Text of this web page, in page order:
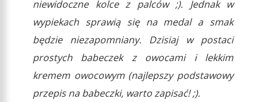
niewidoczne kolce z palców ;). Jednak w
wypiekach sprawią się na medal a smak
będzie niezapomniany. Dzisiaj w postaci
prostych babeczek z owocami i lekkim
kremem owocowym (najlepszy podstawowy
przepis na babeczki, warto zapisać! ;).